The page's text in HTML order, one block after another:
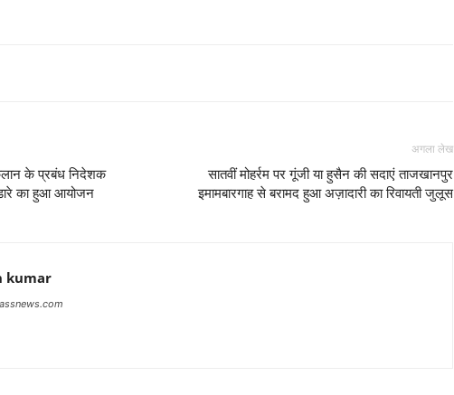
के प्रबंध निदेशक
का हुआ आयोजन
अगला लेख
सातवीं मोहर्रम पर गूंजी या हुसैन की सदाएं ताजखानपुर
इमामबारगाह से बरामद हुआ अज़ादारी का रिवायती जुलूस
kumar